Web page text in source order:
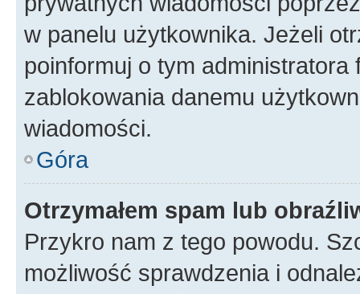
w panelu użytkownika. Jeżeli
poinformuj o tym
zablokowania danemu
wiadomości.
Góra
Otrzymałem spam lub
Przykro nam z tego powodu.
możliwość sprawdzenia i